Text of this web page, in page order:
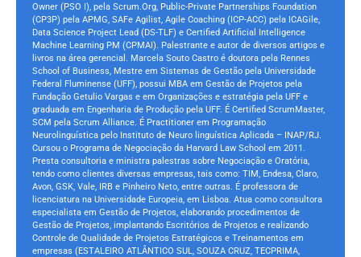
Owner (PSO I), pela Scrum.Org, Public-Private Partnerships Foundation
(CP3P) pela APMG, SAFe Agilist, Agile Coaching (ICP-ACC) pela ICAGile,
Data Science Project Lead (DS-TLF) e Certified Artificial Intelligence
Machine Learning PM (CPMAI). Palestrante e autor de diversos artigos e
livros na área gerencial. Marcela Souto Castro é doutora pela Rennes
School of Business, Mestre em Sistemas de Gestão pela Universidade
Federal Fluminense (UFF), possui MBA em Gestão de Projetos pela
Fundação Getulio Vargas e em Organizações e estratégia pela UFF e
graduada em Engenharia de Produção pela UFF. É Certified ScrumMaster,
SCM pela Scrum Alliance. É Practitioner em Programação
Neurolinguística pelo Instituto de Neuro linguística Aplicada – INAP/RJ.
Cursou o Programa de Negociação da Harvard Law School em 2011.
Presta consultoria e ministra palestras sobre Negociação e Oratória,
tendo como clientes diversas empresas, tais como: TIM, Endesa, Claro,
Avon, GSK, Vale, IRB e Pinheiro Neto, entre outras. É professora de
licenciatura na Universidade Europeia, em Lisboa. Atua como consultora
especialista em Gestão de Projetos, elaborando procedimentos de
Gestão de Projetos, implantando Escritórios de Projetos e realizando
Controle de Qualidade de Projetos Estratégicos e Treinamentos em
empresas (ESTALEIRO ATLÂNTICO SUL, SOUZA CRUZ, TECPRIMA,